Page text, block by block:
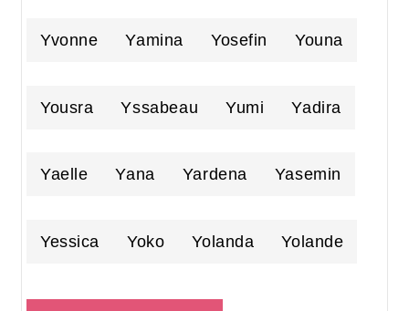
Yvonne Yamina Yosefin Youna
Yousra Yssabeau Yumi Yadira
Yaelle Yana Yardena Yasemin
Yessica Yoko Yolanda Yolande